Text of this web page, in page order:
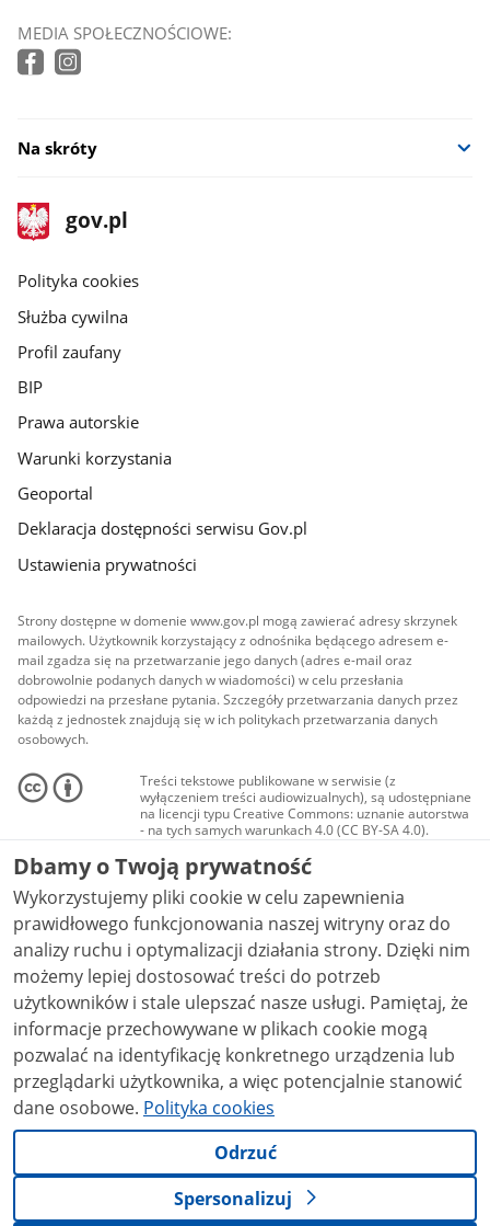
MEDIA SPOŁECZNOŚCIOWE:
Na skróty
stopka
gov.pl
Strona
gov.pl
gov.pl
Polityka cookies
Służba cywilna
Profil zaufany
BIP
Prawa autorskie
Warunki korzystania
Geoportal
Deklaracja dostępności serwisu Gov.pl
Ustawienia prywatności
Strony dostępne w domenie www.gov.pl mogą zawierać adresy skrzynek
mailowych. Użytkownik korzystający z odnośnika będącego adresem e-
mail zgadza się na przetwarzanie jego danych (adres e-mail oraz
dobrowolnie podanych danych w wiadomości) w celu przesłania
odpowiedzi na przesłane pytania. Szczegóły przetwarzania danych przez
każdą z jednostek znajdują się w ich politykach przetwarzania danych
osobowych.
Treści tekstowe publikowane w serwisie (z
wyłączeniem treści audiowizualnych), są udostępniane
na licencji typu Creative Commons: uznanie autorstwa
- na tych samych warunkach 4.0 (CC BY-SA 4.0).
Materiały audiowizualne, w tym zdjęcia, materiały
audio i wideo, są udostępniane na licencji typu
Creative Commons: uznanie autorstwa użycie
niekomercyjne - bez utworów zależnych 4.0 (CC BY-
NC-ND 4.0), o ile nie jest to stwierdzone inaczej.
Dbamy o Twoją prywatność
Wykorzystujemy pliki cookie w celu zapewnienia
prawidłowego funkcjonowania naszej witryny oraz do
analizy ruchu i optymalizacji działania strony. Dzięki nim
możemy lepiej dostosować treści do potrzeb
użytkowników i stale ulepszać nasze usługi. Pamiętaj, że
informacje przechowywane w plikach cookie mogą
pozwalać na identyfikację konkretnego urządzenia lub
przeglądarki użytkownika, a więc potencjalnie stanowić
dane osobowe. Polityka cookies
Odrzuć
Spersonalizuj